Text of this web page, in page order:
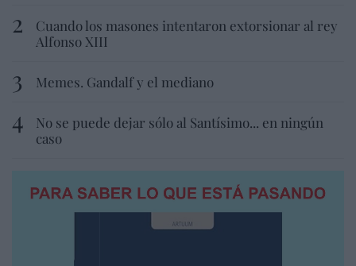
Cuando los masones intentaron extorsionar al rey
Alfonso XIII
Memes. Gandalf y el mediano
No se puede dejar sólo al Santísimo... en ningún
caso